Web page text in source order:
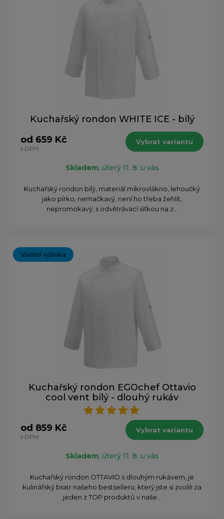
Kuchařský rondon WHITE ICE - bílý
od 659 Kč
s DPH
Vybrat variantu
Skladem, úterý 11. 8. u vás
Kuchařský rondon bílý, materiál mikrovlákno, lehoučký
jako pírko, nemačkavý, není ho třeba žehlit,
nepromokavý, s odvětrávací síťkou na z...
Vlastní výšivka
Kuchařský rondon EGOchef Ottavio
cool vent bílý - dlouhý rukáv
od 859 Kč
s DPH
Vybrat variantu
Skladem, úterý 11. 8. u vás
​Kuchařský rondon OTTAVIO s dlouhým rukávem, je
kulinářský bratr našeho bestselleru, který jste si zvolili za
jeden z TOP produktů v naše...